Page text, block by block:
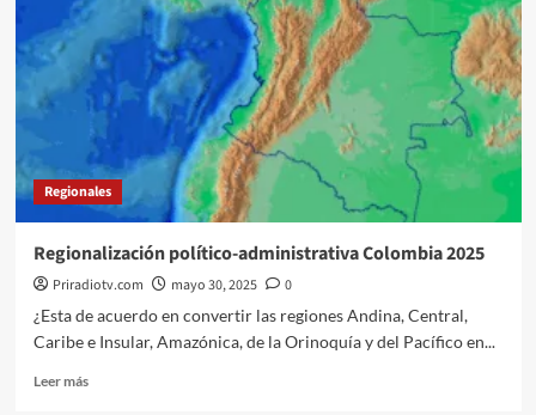
reintegracion,
más.
Regionales
Regionalización político-administrativa Colombia 2025
Priradiotv.com mayo 30, 2025
0
¿Esta de acuerdo en convertir las regiones Andina, Central,
Caribe e Insular, Amazónica, de la Orinoquía y del Pacífico en...
Leer másLeer